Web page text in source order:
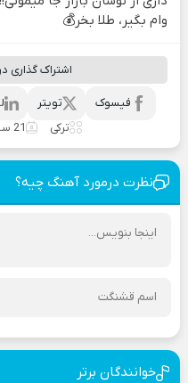
وام بگیر، طلا بخر💰
اشتراک گذاری
تویتر
فیسوک
ترکی
21 سپتامبر 2025
نظرت درمورد آهنگ چیه؟
خوانندگان برتر